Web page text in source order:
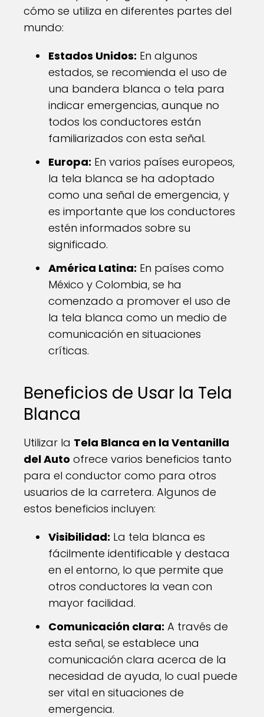
cómo se utiliza en diferentes partes del
mundo:
Estados Unidos: En algunos
estados, se recomienda el uso de
una bandera blanca o tela para
indicar emergencias, aunque no
todos los conductores están
familiarizados con esta señal.
Europa: En varios países europeos,
la tela blanca se ha adoptado
como una señal de emergencia, y
es importante que los conductores
estén informados sobre su
significado.
América Latina: En países como
México y Colombia, se ha
comenzado a promover el uso de
la tela blanca como un medio de
comunicación en situaciones
críticas.
Beneficios de Usar la Tela
Blanca
Utilizar la Tela Blanca en la Ventanilla
del Auto ofrece varios beneficios tanto
para el conductor como para otros
usuarios de la carretera. Algunos de
estos beneficios incluyen:
Visibilidad: La tela blanca es
fácilmente identificable y destaca
en el entorno, lo que permite que
otros conductores la vean con
mayor facilidad.
Comunicación clara: A través de
esta señal, se establece una
comunicación clara acerca de la
necesidad de ayuda, lo cual puede
ser vital en situaciones de
emergencia.